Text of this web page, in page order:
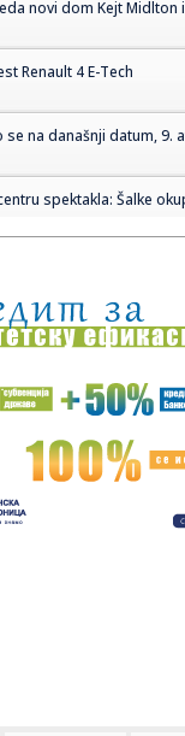
novi dom Kejt Midlton
Renault 4 E-Tech
na današnji datum, 9.
spektakla: Šalke
br. 26: Plejlista za
tokom noći i ranog
dan, 9. avgust
ZA HETAFE PRED